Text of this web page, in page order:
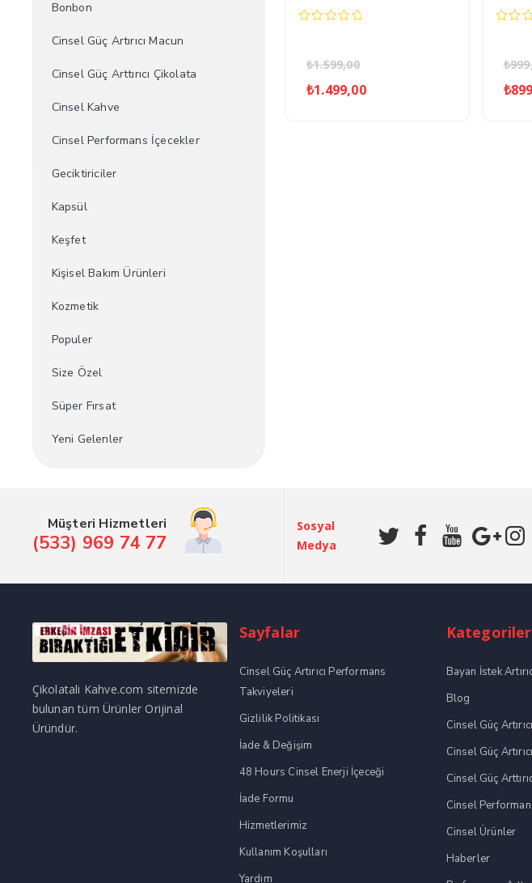
Bonbon
Cinsel Güç Artırıcı Macun
Cinsel Güç Arttırıcı Çikolata
Cinsel Kahve
Cinsel Performans İçecekler
Geciktiriciler
Kapsül
Keşfet
Kişisel Bakım Ürünleri
Kozmetik
Populer
Size Özel
Süper Fırsat
Yeni Gelenler
₺1.599,00
Orijinal
fiyat:
₺1.499,00Şu
andaki
₺
₺
Müşteri Hizmetleri
(533) 969 74 77
Sosyal
Medya
Çikolatali Kahve.com sitemizde
bulunan tüm Ürünler Orijinal
Üründür.
Sayfalar
Cinsel Güç Artırıcı Performans
Takviyeleri
Gizlilik Politikası
İade & Değişim
48 Hours Cinsel Enerji İçeceği
İade Formu
Hizmetlerimiz
Kullanım Koşulları
Yardım
Kategoriler
Bayan İstek
Blog
Cinsel Güç
Cinsel Güç
Cinsel Güç
Cinsel
Cinsel Ürünler
Haberler